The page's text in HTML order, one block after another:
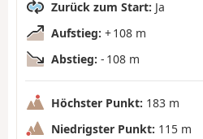
Zurück zum Start: Ja
Aufstieg: + 108 m
Abstieg: - 108 m
Höchster Punkt: 183 m
Niedrigster Punkt: 115 m